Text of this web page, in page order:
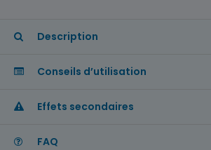
Description
Conseils d’utilisation
Effets secondaires
FAQ